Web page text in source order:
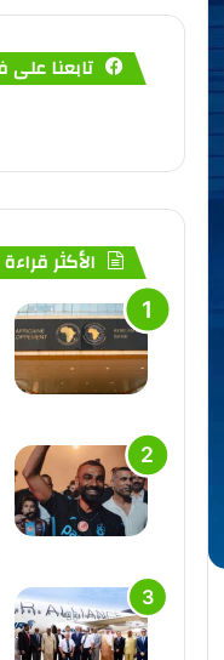
تابعنا
الأكثر قراءة